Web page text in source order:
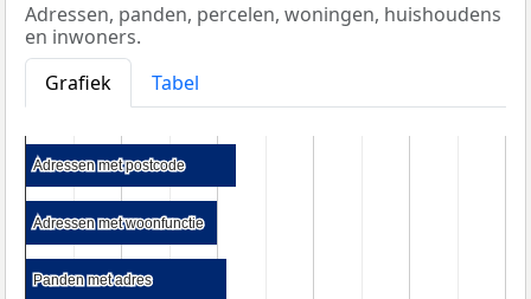
Adressen, panden, percelen, woningen, huishoudens
en inwoners.
Grafiek
Tabel
Adressen met postcode
Adressen met postcode
Adressen met woonfunctie
Adressen met woonfunctie
Panden met adres
Panden met adres